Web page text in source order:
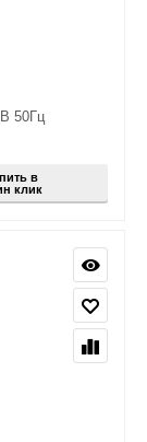
50Гц
в
клик